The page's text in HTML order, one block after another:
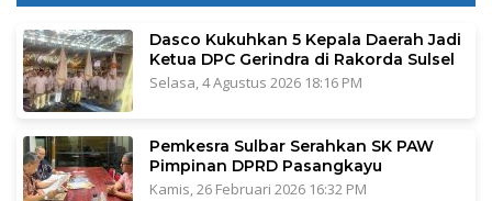
Dasco Kukuhkan 5 Kepala Daerah Jadi
Ketua DPC Gerindra di Rakorda Sulsel
Selasa, 4 Agustus 2026 18:16 PM
Pemkesra Sulbar Serahkan SK PAW
Pimpinan DPRD Pasangkayu
Kamis, 26 Februari 2026 16:32 PM